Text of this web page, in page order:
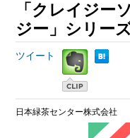
「クレイジー
ジー」シリー
ツイート
日本緑茶センター株式会社